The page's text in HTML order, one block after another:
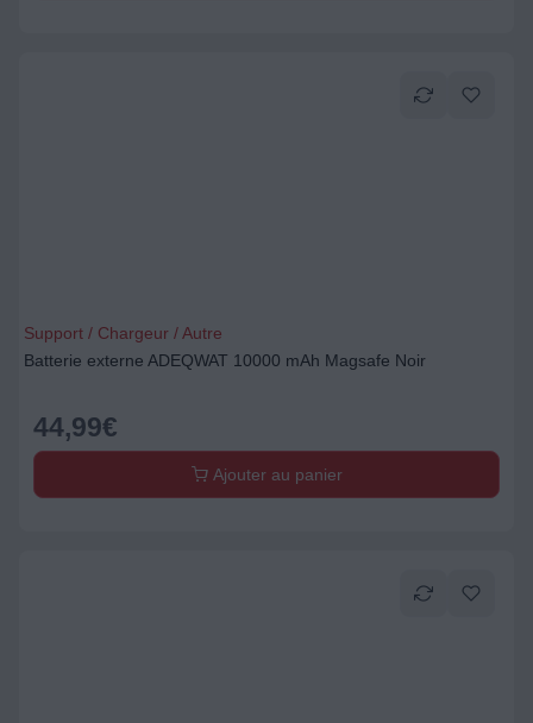
Support / Chargeur / Autre
Batterie externe ADEQWAT 10000 mAh Magsafe Noir
44,99€
Ajouter au panier